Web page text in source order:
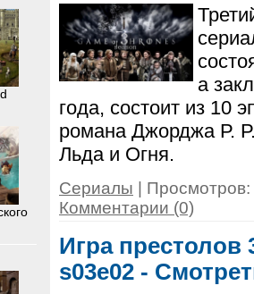
а
года, состоит из 10
романа Джорджа Р.
Льда и Огня.
Сериалы |
Комментарии (0)
Игра престолов
s03e02 -